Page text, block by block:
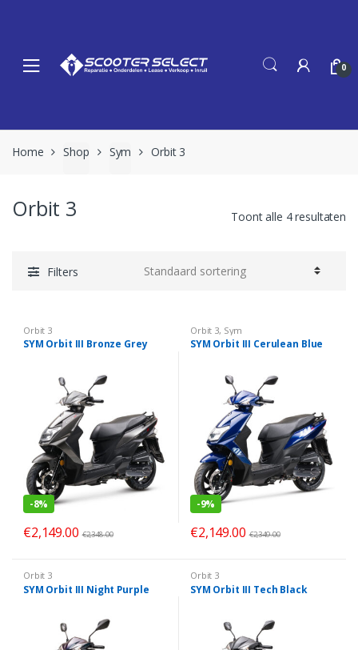
0
Home Shop Sym Orbit 3
Orbit 3 Toont alle 4 resultaten
Filters
Orbit 3
SYM Orbit III Bronze Grey
-8%
€2,149.00 €2,348.00
Orbit 3, Sym
SYM Orbit III Cerulean Blue
-9%
€2,149.00 €2,349.00
Orbit 3
SYM Orbit III Night Purple
Orbit 3
SYM Orbit III Tech Black